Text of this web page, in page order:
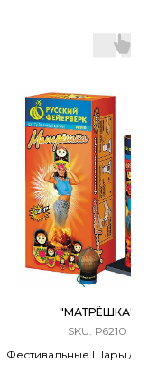
"МАТРЁШКА"
SKU: Р6210
Фестивальные Шары /